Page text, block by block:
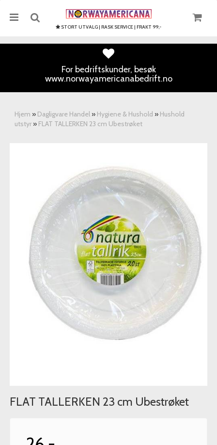
STORT UTVALG | RASK SERVICE | FRAKT 99,-
For bedriftskunder, besøk
www.norwayamericanabedrift.no
Hjem » Dagligvare Handel » Hygiene & Hushold » Hushold
utstyr » FLAT TALLERKEN 23 cm Ubestrøket
FLAT TALLERKEN 23 cm Ubestrøket